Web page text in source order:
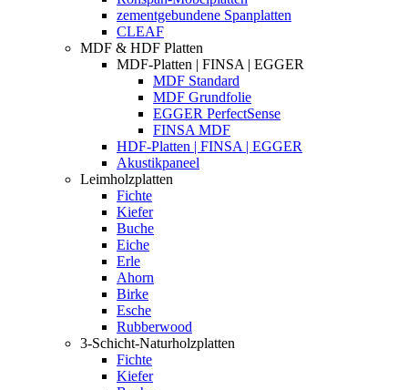
zementgebundene Spanplatten
CLEAF
MDF & HDF Platten
MDF-Platten | FINSA | EGGER
MDF Standard
MDF Grundfolie
EGGER PerfectSense
FINSA MDF
HDF-Platten | FINSA | EGGER
Akustikpaneel
Leimholzplatten
Fichte
Kiefer
Buche
Eiche
Erle
Ahorn
Birke
Esche
Rubberwood
3-Schicht-Naturholzplatten
Fichte
Kiefer